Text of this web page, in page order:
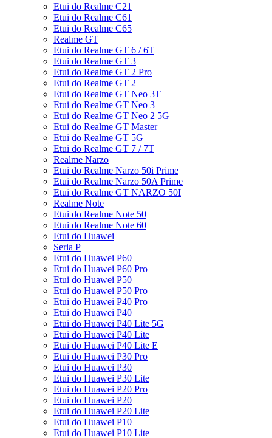
Etui do Realme C21
Etui do Realme C61
Etui do Realme C65
Realme GT
Etui do Realme GT 6 / 6T
Etui do Realme GT 3
Etui do Realme GT 2 Pro
Etui do Realme GT 2
Etui do Realme GT Neo 3T
Etui do Realme GT Neo 3
Etui do Realme GT Neo 2 5G
Etui do Realme GT Master
Etui do Realme GT 5G
Etui do Realme GT 7 / 7T
Realme Narzo
Etui do Realme Narzo 50i Prime
Etui do Realme Narzo 50A Prime
Etui do Realme GT NARZO 50I
Realme Note
Etui do Realme Note 50
Etui do Realme Note 60
Etui do Huawei
Seria P
Etui do Huawei P60
Etui do Huawei P60 Pro
Etui do Huawei P50
Etui do Huawei P50 Pro
Etui do Huawei P40 Pro
Etui do Huawei P40
Etui do Huawei P40 Lite 5G
Etui do Huawei P40 Lite
Etui do Huawei P40 Lite E
Etui do Huawei P30 Pro
Etui do Huawei P30
Etui do Huawei P30 Lite
Etui do Huawei P20 Pro
Etui do Huawei P20
Etui do Huawei P20 Lite
Etui do Huawei P10
Etui do Huawei P10 Lite